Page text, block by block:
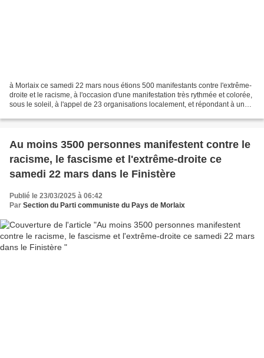
à Morlaix ce samedi 22 mars nous étions 500 manifestants contre l'extrême-
droite et le racisme, à l'occasion d'une manifestation très rythmée et colorée,
sous le soleil, à l'appel de 23 organisations localement, et répondant à un
Au moins 3500 personnes manifestent contre le
racisme, le fascisme et l'extrême-droite ce
samedi 22 mars dans le Finistère
Publié le 23/03/2025 à 06:42
Par Section du Parti communiste du Pays de Morlaix